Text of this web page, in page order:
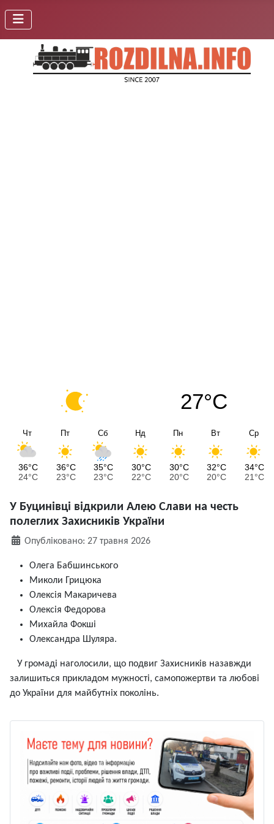
27°C
Чт
36°C
24°C
Пт
36°C
23°C
Сб
35°C
23°C
Нд
30°C
22°C
Пн
30°C
20°C
Вт
32°C
20°C
Ср
34°C
21°C
У Буцинівці відкрили Алею Слави на честь
полеглих Захисників України
ДеталіОпубліковано: 27 травня 2026
Олега Бабшинського
Миколи Грицюка
Олексія Макаричева
Олексія Федорова
Михайла Фокші
Олександра Шуляра.
У громаді наголосили, що подвиг Захисників назавжди
залишиться прикладом мужності, самопожертви та любові
до України для майбутніх поколінь.